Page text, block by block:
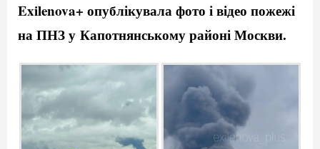
Exilenova+ опублікувала фото і відео пожежі
на ПНЗ у Капотнянському районі Москви.